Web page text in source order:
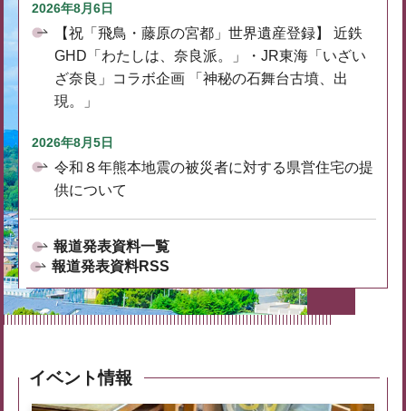
2026年8月6日
【祝「飛鳥・藤原の宮都」世界遺産登録】 近鉄
GHD「わたしは、奈良派。」・JR東海「いざい
ざ奈良」コラボ企画 「神秘の石舞台古墳、出
現。」
2026年8月5日
令和８年熊本地震の被災者に対する県営住宅の提
供について
報道発表資料一覧
報道発表資料RSS
イベント情報